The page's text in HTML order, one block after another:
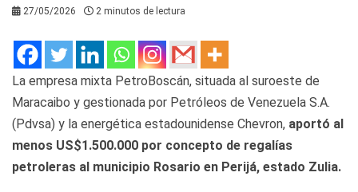
27/05/2026 2 minutos de lectura
La empresa mixta PetroBoscán, situada al suroeste de
Maracaibo y gestionada por Petróleos de Venezuela S.A.
(Pdvsa) y la energética estadounidense Chevron, aportó al
menos US$1.500.000 por concepto de regalías
petroleras al municipio Rosario en Perijá, estado Zulia.